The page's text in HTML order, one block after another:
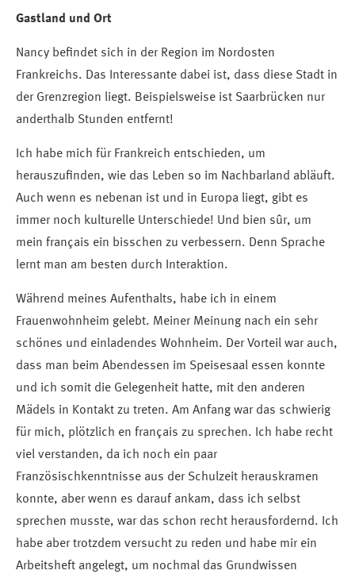
Gastland und Ort
Nancy befindet sich in der Region im Nordosten
Frankreichs. Das Interessante dabei ist, dass diese Stadt in
der Grenzregion liegt. Beispielsweise ist Saarbrücken nur
anderthalb Stunden entfernt!
Ich habe mich für Frankreich entschieden, um
herauszufinden, wie das Leben so im Nachbarland abläuft.
Auch wenn es nebenan ist und in Europa liegt, gibt es
immer noch kulturelle Unterschiede! Und bien sûr, um
mein français ein bisschen zu verbessern. Denn Sprache
lernt man am besten durch Interaktion.
Während meines Aufenthalts, habe ich in einem
Frauenwohnheim gelebt. Meiner Meinung nach ein sehr
schönes und einladendes Wohnheim. Der Vorteil war auch,
dass man beim Abendessen im Speisesaal essen konnte
und ich somit die Gelegenheit hatte, mit den anderen
Mädels in Kontakt zu treten. Am Anfang war das schwierig
für mich, plötzlich en français zu sprechen. Ich habe recht
viel verstanden, da ich noch ein paar
Französischkenntnisse aus der Schulzeit herauskramen
konnte, aber wenn es darauf ankam, dass ich selbst
sprechen musste, war das schon recht herausfordernd. Ich
habe aber trotzdem versucht zu reden und habe mir ein
Arbeitsheft angelegt, um nochmal das Grundwissen